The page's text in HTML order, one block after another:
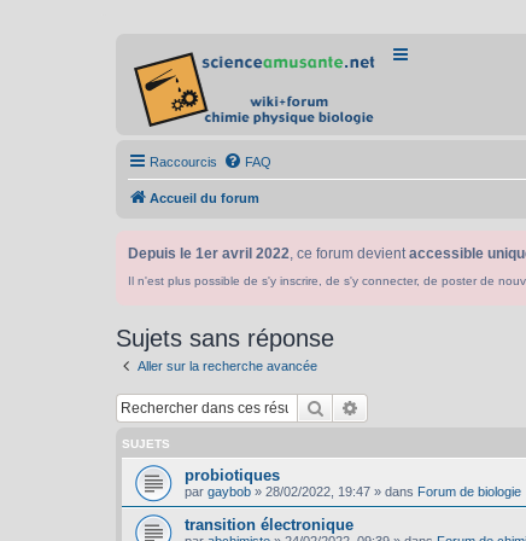
Raccourcis FAQ
Accueil du forum
Depuis le 1er avril 2022, ce forum devientaccessible
Il n'est plus possible de s'y inscrire, de s'y connecter, de poster de
Sujets sans réponse
Aller sur la recherche avancée
Rechercher
SUJETS
probiotiques
par gaybob » 28/02/2022, 19:47 » dans Forum de biologie
transition électronique